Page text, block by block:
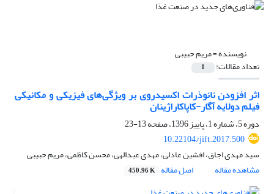
نویسنده =مریم حبیبی
تعداد مقالات: 1
اثر افزودن نانوذرات اکسیدروی بر ویژگی‌های فیزیکی و مکانیکی
فیلم دولایه آگار-کاپاکاراژینان
دوره 5، شماره 1، پاییز 1396، صفحه
13-23
10.22104/jift.2017.500
سید مهدی اجاق، افشین عادلی، مهدی عبدالهی، محسن کاظمی، مریم حبیبی
مشاهده مقاله
اصل مقاله 450.96 K